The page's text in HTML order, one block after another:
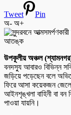
Tweet
Pin
অ- অ+
উপকূলীয় অঞ্চল (শ্যামনগর)
বনদস্যু আবারও বিভিন্ন
জড়িয়ে পড়েছেন বলে
ফিরে আসা কয়েকজন
আইনশৃঙ্খলা বাহিনী বা
পাওয়া যায়নি।